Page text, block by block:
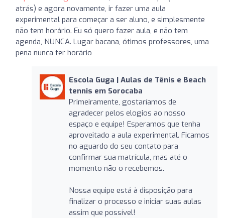
atrás) e agora novamente, ir fazer uma aula
experimental para começar a ser aluno, e simplesmente
não tem horário. Eu só quero fazer aula, e não tem
agenda, NUNCA. Lugar bacana, ótimos professores, uma
pena nunca ter horário
Escola Guga | Aulas de Tênis e Beach
tennis em Sorocaba
Primeiramente, gostaríamos de
agradecer pelos elogios ao nosso
espaço e equipe! Esperamos que tenha
aproveitado a aula experimental. Ficamos
no aguardo do seu contato para
confirmar sua matrícula, mas até o
momento não o recebemos.
Nossa equipe está à disposição para
finalizar o processo e iniciar suas aulas
assim que possível!